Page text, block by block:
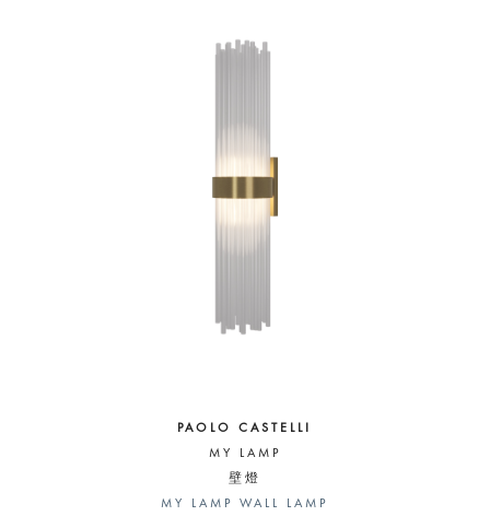
PAOLO CASTELLI
MY LAMP
壁燈
MY LAMP WALL LAMP